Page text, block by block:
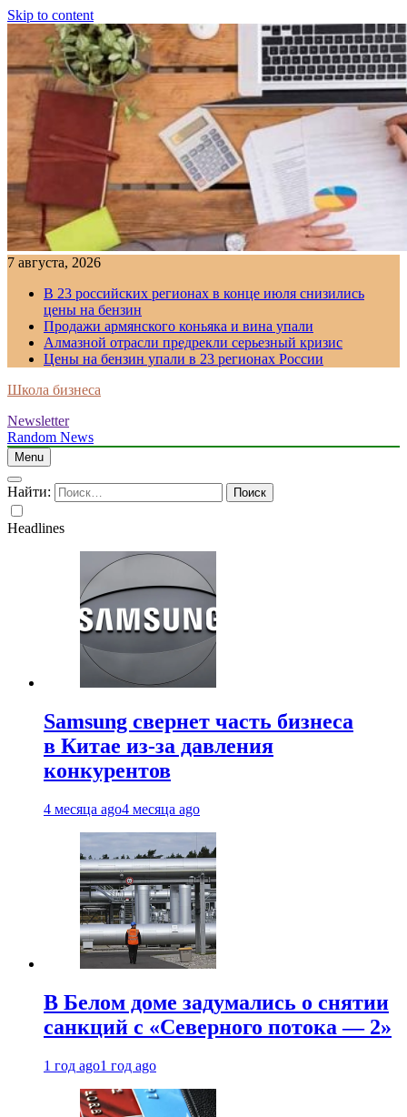
Skip to content
7 августа, 2026
В 23 российских регионах в конце июля снизились
цены на бензин
Продажи армянского коньяка и вина упали
Алмазной отрасли предрекли серьезный кризис
Цены на бензин упали в 23 регионах России
Школа бизнеса
Newsletter
Random News
Menu
Найти:
Headlines
Samsung свернет часть бизнеса
в Китае из-за давления
конкурентов
4 месяца ago4 месяца ago
В Белом доме задумались о снятии
санкций с «Северного потока — 2»
1 год ago1 год ago